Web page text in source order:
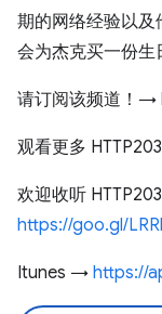
期的网络经验以
会为杰克买一份生
请订阅该频道！→
观看更多
欢迎收听
https://goo.gl/
Itunes → https://